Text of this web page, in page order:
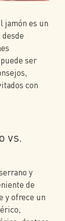
jamón es un
ser
con
vs.
y
de
y ofrece un